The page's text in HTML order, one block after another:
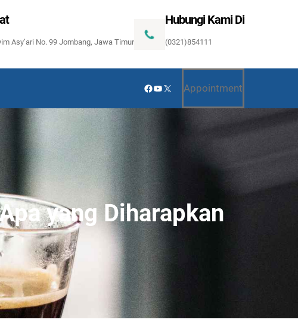
Asy’ari No. 99 Jombang, Jawa Timur
Hubungi Kami Di
(0321)854111
Facebook
YouTube
X Appointment
yang Diharapkan